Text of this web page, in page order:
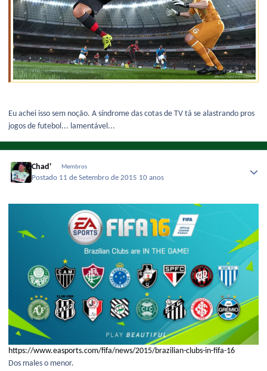
Eu achei isso sem noção. A síndrome das cotas de TV tá se alastrando pros
jogos de futebol... lamentável...
Chad' Membros
Postado 11 de Setembro de 2015 10 anos
https://www.easports.com/fifa/news/2015/brazilian-clubs-in-fifa-16
Dos males o menor.